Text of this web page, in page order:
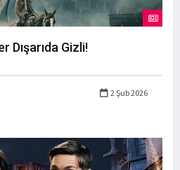
Dışarıda Gizli!
2 Şub 2026